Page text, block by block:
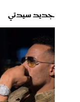
جديد سيدتي